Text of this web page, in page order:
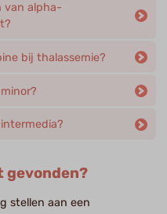
van alpha-
bij thalassemie?
gevonden?
stellen aan een